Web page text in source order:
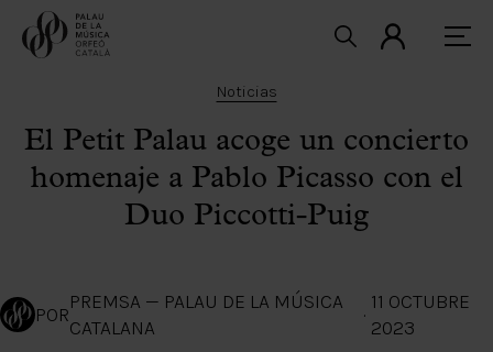
Noticias
El Petit Palau acoge un concierto
homenaje a Pablo Picasso con el
Duo Piccotti-Puig
POR
PREMSA — PALAU DE LA MÚSICA
CATALANA
·
11 OCTUBRE
2023